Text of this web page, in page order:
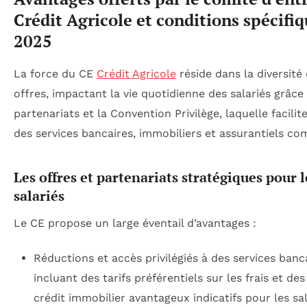
Crédit Agricole et conditions
2025
La force du CE Crédit Agricole réside dans la diversité
offres, impactant la vie quotidienne des salariés grâce
partenariats et la Convention Privilège, laquelle facilite
des services bancaires, immobiliers et assurantiels
Les offres et partenariats stratégiques pour
salariés
Le CE propose un large éventail d’avantages :
Réductions et accès privilégiés à des services
incluant des tarifs préférentiels sur les frais et
crédit immobilier avantageux indicatifs pour les